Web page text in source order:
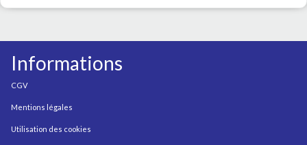
Informations
CGV
Mentions légales
Utilisation des cookies